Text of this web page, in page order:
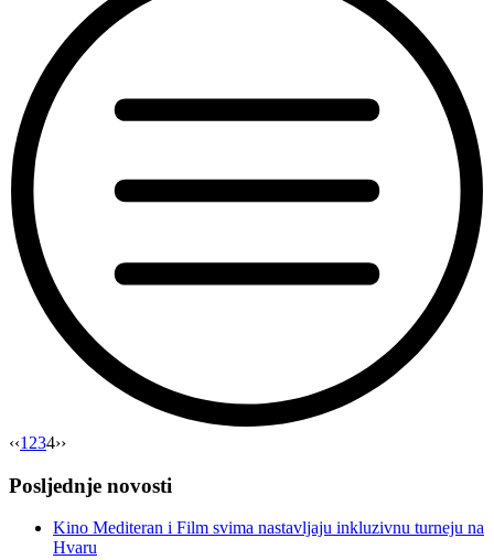
“Odobreno
projekta
svugdje
‹‹1 234››
Posljednje novosti
Kino Mediteran i Film svima nastavljaju inkluzivnu turneju na
Hvaru